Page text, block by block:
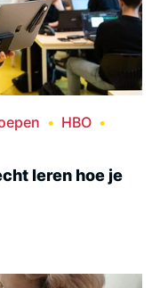
HBO
leren hoe je